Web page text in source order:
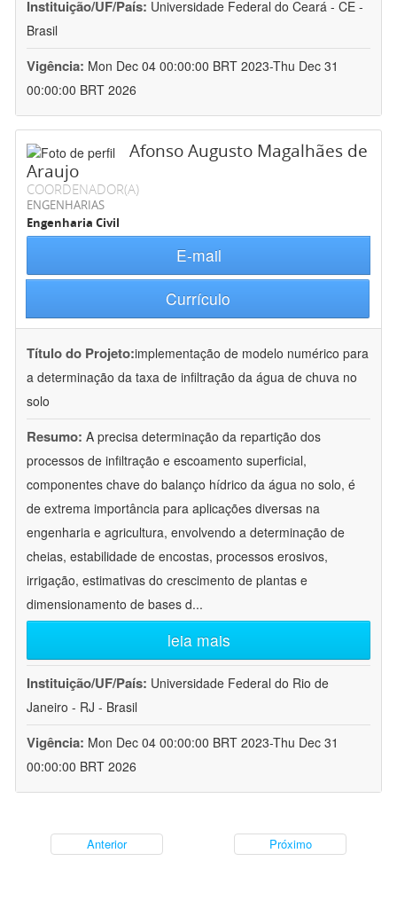
Instituição/UF/País: Universidade Federal do Ceará - CE -
Brasil
Vigência: Mon Dec 04 00:00:00 BRT 2023-Thu Dec 31
00:00:00 BRT 2026
Afonso Augusto Magalhães de
Araujo
COORDENADOR(A)
ENGENHARIAS
Engenharia Civil
E-mail
Currículo
Título do Projeto:implementação de modelo numérico para
a determinação da taxa de infiltração da água de chuva no
solo
Resumo: A precisa determinação da repartição dos
processos de infiltração e escoamento superficial,
componentes chave do balanço hídrico da água no solo, é
de extrema importância para aplicações diversas na
engenharia e agricultura, envolvendo a determinação de
cheias, estabilidade de encostas, processos erosivos,
irrigação, estimativas do crescimento de plantas e
dimensionamento de bases d...
leia mais
Instituição/UF/País: Universidade Federal do Rio de
Janeiro - RJ - Brasil
Vigência: Mon Dec 04 00:00:00 BRT 2023-Thu Dec 31
00:00:00 BRT 2026
Anterior Próximo